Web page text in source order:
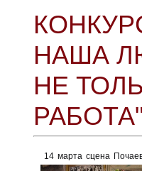
НАША
НЕ
14 марта сцена